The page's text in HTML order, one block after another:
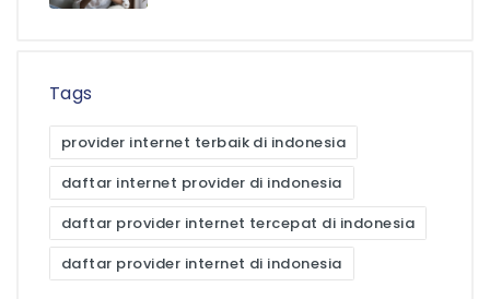
Tags
provider internet terbaik di indonesia
daftar internet provider di indonesia
daftar provider internet tercepat di indonesia
daftar provider internet di indonesia